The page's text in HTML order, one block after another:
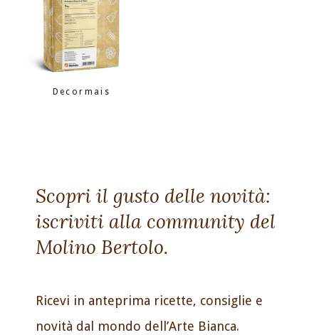
Decormais
Scopri il gusto delle novità:
iscriviti alla community del
Molino Bertolo.
Ricevi in anteprima ricette, consiglie e
novità dal mondo dell’Arte Bianca.